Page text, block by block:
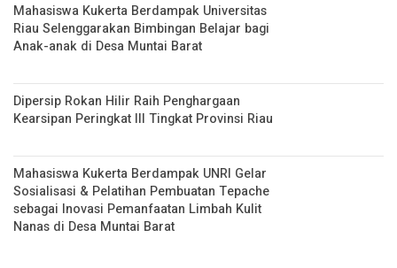
Mahasiswa Kukerta Berdampak Universitas
Riau Selenggarakan Bimbingan Belajar bagi
Anak-anak di Desa Muntai Barat
Dipersip Rokan Hilir Raih Penghargaan
Kearsipan Peringkat III Tingkat Provinsi Riau
Mahasiswa Kukerta Berdampak UNRI Gelar
Sosialisasi & Pelatihan Pembuatan Tepache
sebagai Inovasi Pemanfaatan Limbah Kulit
Nanas di Desa Muntai Barat